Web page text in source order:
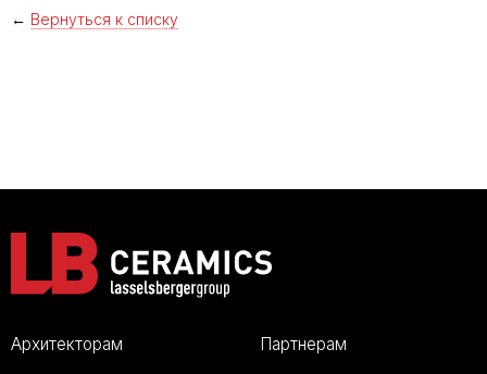
← Вернуться к списку
Архитекторам Партнерам